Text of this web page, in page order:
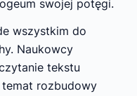
swojej potęgi.
wszystkim do
Naukowcy
tekstu
rozbudowy